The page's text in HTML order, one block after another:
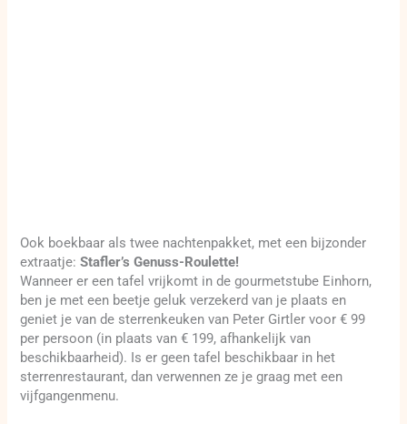
Ook boekbaar als twee nachtenpakket, met een bijzonder
extraatje:Stafler’s Genuss-Roulette!
Wanneer er een tafel vrijkomt in de gourmetstube Einhorn,
ben je met een beetje geluk verzekerd van je plaats en
geniet je van de sterrenkeuken van Peter Girtler voor € 99
per persoon (in plaats van € 199, afhankelijk van
beschikbaarheid). Is er geen tafel beschikbaar in het
sterrenrestaurant, dan verwennen ze je graag met een
vijfgangenmenu.